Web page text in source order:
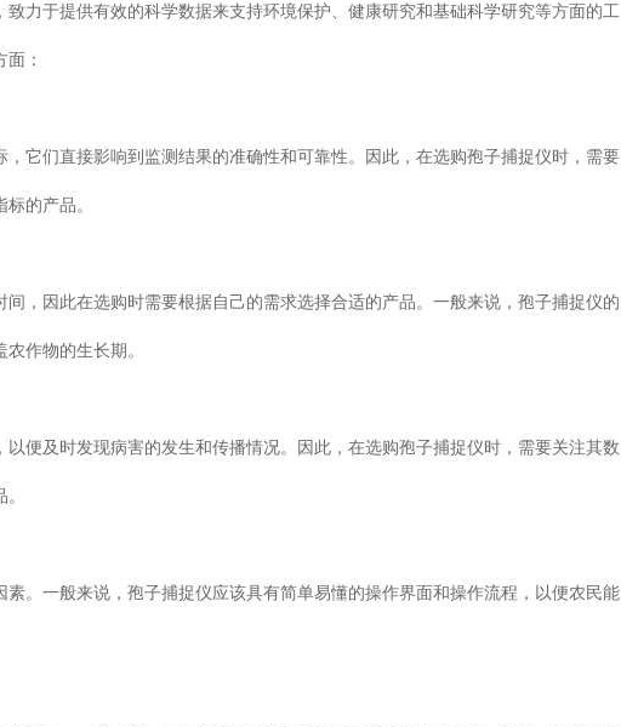
力于提供有效的科学数据来支持环境保护、健康研究和基础科学研究等方面的工
面：
它们直接影响到监测结果的准确性和可靠性。因此，在选购孢子捕捉仪时，需要
标的产品。
，因此在选购时需要根据自己的需求选择合适的产品。一般来说，孢子捕捉仪的
农作物的生长期。
便及时发现病害的发生和传播情况。因此，在选购孢子捕捉仪时，需要关注其数
。
。一般来说，孢子捕捉仪应该具有简单易懂的操作界面和操作流程，以便农民能